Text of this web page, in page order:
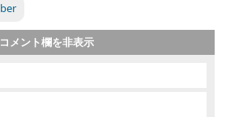
コメント欄を非表示